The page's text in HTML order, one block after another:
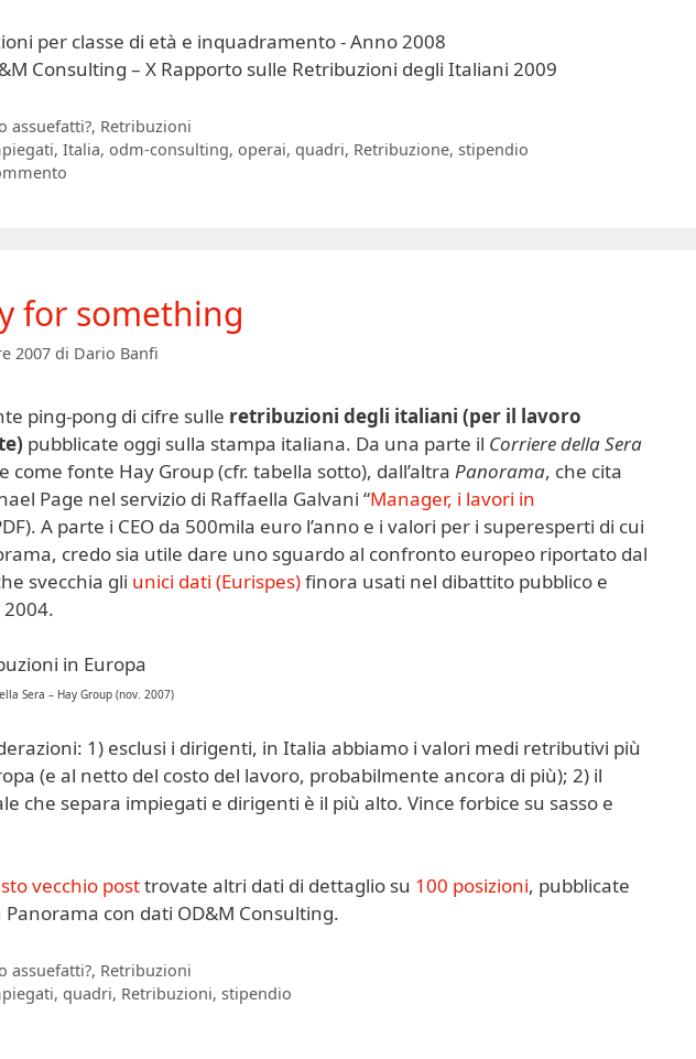
Consulting – X Rapporto sulle Retribuzioni degli Italiani 2009
assuefatti?, Retribuzioni
, Italia, odm-consulting, operai, quadri, Retribuzione, stipendio
for something
2007 di Dario Banfi
ping-pong di cifre sulle retribuzioni degli italiani (per il lavoro
pubblicate oggi sulla stampa italiana. Da una parte il Corriere della Sera
come fonte Hay Group (cfr. tabella sotto), dall’altra Panorama, che cita
Page nel servizio di Raffaella Galvani “Manager, i lavori in
A parte i CEO da 500mila euro l’anno e i valori per i superesperti di cui
credo sia utile dare uno sguardo al confronto europeo riportato dal
svecchia gli unici dati (Eurispes)finora usati nel dibattito pubblico e
Sera – Hay Group (nov. 2007)
1) esclusi i dirigenti, in Italia abbiamo i valori medi retributivi più
(e al netto del costo del lavoro, probabilmente ancora di più); 2) il
che separa impiegati e dirigenti è il più alto. Vince forbice su sasso e
vecchio posttrovate altri dati di dettaglio su 100 posizioni, pubblicate
Panorama con dati OD&M Consulting.
assuefatti?, Retribuzioni
, quadri, Retribuzioni, stipendio